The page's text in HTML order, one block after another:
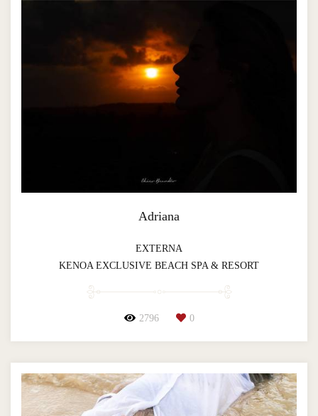
Adriana
EXTERNA
KENOA EXCLUSIVE BEACH SPA & RESORT
2796 0